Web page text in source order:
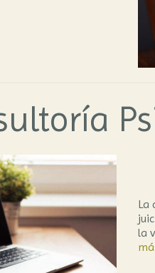
La
la